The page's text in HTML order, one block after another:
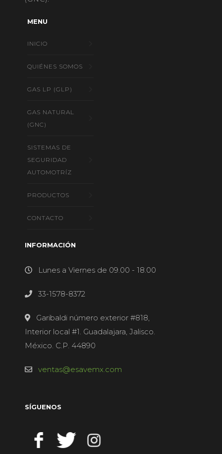
MENU
INICIO
QUIÉNES SOMOS
GAS LP (GLP)
GAS NATURAL
(GNC)
SISTEMAS DE
SEGURIDAD
AUTOMOTRÍZ
PRODUCTOS
CONTACTO
INFORMACIÓN
Lunes a Viernes de 09.00 - 18.00
33-1578-8372
Garibaldi número exterior #818,
Interior local #1. Guadalajara, Jalisco.
México. C.P. 44890
ventas@esavemx.com
SÍGUENOS